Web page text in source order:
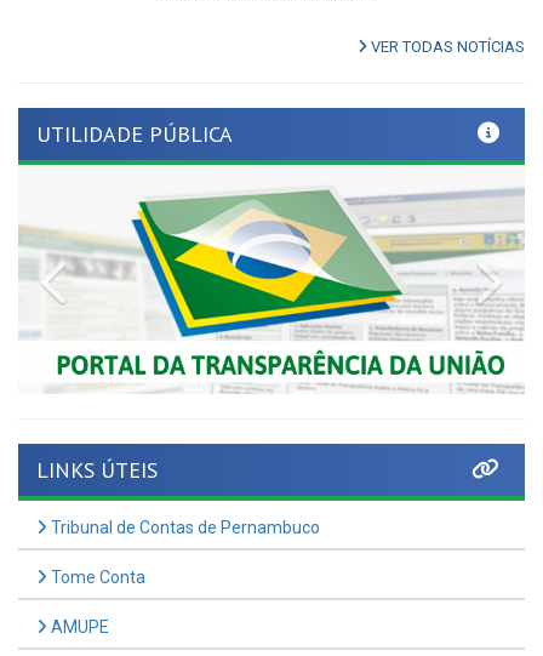
Previous
Tribunal de Contas de Pernambuco
Tome Conta
AMUPE
Governo de Pernambuco